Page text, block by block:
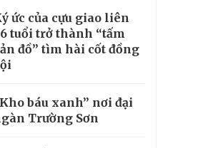
ức của cựu giao liên
tuổi trở thành “tấm
đồ” tìm hài cốt đồng
báu xanh” nơi đại
Trường Sơn